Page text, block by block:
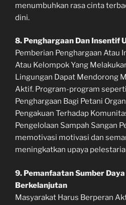
menumbuhkan rasa cinta
dini.
8. Penghargaan Dan Insentif
Pemberian Penghargaan Atau
Atau Kelompok Yang
Lingungan Dapat Mendorong
Aktif. Program-program
Penghargaan Bagi Petani
Pengakuan Terhadap
Pengelolaan Sampah Sangan
memotivasi motivasi dan
meningkatkan upaya
9. Pemanfaatan Sumber
Berkelanjutan
Masyarakat Harus Berperan